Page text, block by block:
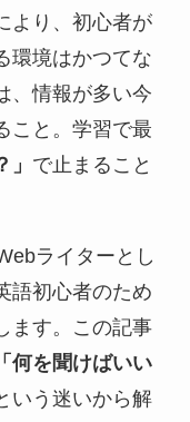
より、初心者が
環境はかつてな
、情報が多い今
こと。学習で最
で止まること
ライターとし
語初心者のため
ます。この記事
「何を聞けばいい
いう迷いから解